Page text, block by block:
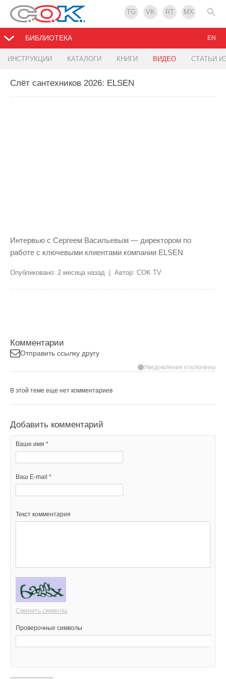
TG VK RT MX
БИБЛИОТЕКА
ИНСТРУКЦИИ КАТАЛОГИ КНИГИ ВИДЕО СТАТЬИ
EN
Слёт сантехников 2026: ELSEN
Интервью с Сергеем Васильевым — директором по
работе с ключевыми клиентами компании ELSEN
Опубликовано: 2 месяца назад | Автор: COK TV
Комментарии
Отправить ссылку другу
Уведомления отключены
В этой теме еще нет комментариев
Добавить комментарий
Ваше имя *
Ваш E-mail *
Текст комментария
Сменить символы
Проверочные символы